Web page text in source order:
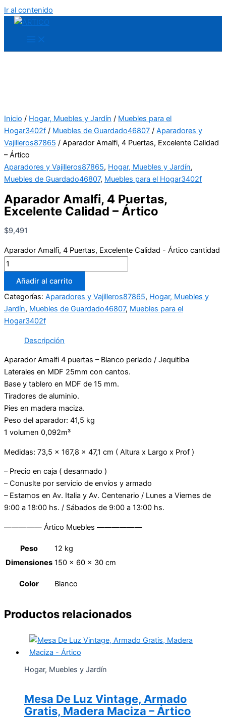
Ir al contenido
Inicio / Hogar, Muebles y Jardín / Muebles para el
Hogar3402f / Muebles de Guardado46807 / Aparadores y
Vajilleros87865 / Aparador Amalfi, 4 Puertas, Excelente Calidad
– Ártico
Aparadores y Vajilleros87865, Hogar, Muebles y Jardín,
Muebles de Guardado46807, Muebles para el Hogar3402f
Aparador Amalfi, 4 Puertas,
Excelente Calidad – Ártico
$9,491
Aparador Amalfi, 4 Puertas, Excelente Calidad - Ártico cantidad
Añadir al carrito
Categorías: Aparadores y Vajilleros87865, Hogar, Muebles y
Jardín, Muebles de Guardado46807, Muebles para el
Hogar3402f
Descripción
Aparador Amalfi 4 puertas – Blanco perlado / Jequitiba
Laterales en MDF 25mm con cantos.
Base y tablero en MDF de 15 mm.
Tiradores de aluminio.
Pies en madera maciza.
Peso del aparador: 41,5 kg
1 volumen 0,092m³
Medidas: 73,5 x 167,8 x 47,1 cm ( Altura x Largo x Prof )
– Precio en caja ( desarmado )
– Conuslte por servicio de envíos y armado
– Estamos en Av. Italia y Av. Centenario / Lunes a Viernes de
9:00 a 18:00 hs. / Sábados de 9:00 a 13:00 hs.
————— Ártico Muebles ——————
Peso
12 kg
Dimensiones 150 × 60 × 30 cm
Color Blanco
Productos relacionados
Hogar, Muebles y Jardín
Mesa De Luz Vintage, Armado
Gratis, Madera Maciza – Ártico